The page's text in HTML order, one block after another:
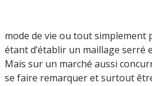
mode de vie ou tout simplement
étant d’établir un maillage serré
Mais sur un marché aussi
se faire remarquer et surtout